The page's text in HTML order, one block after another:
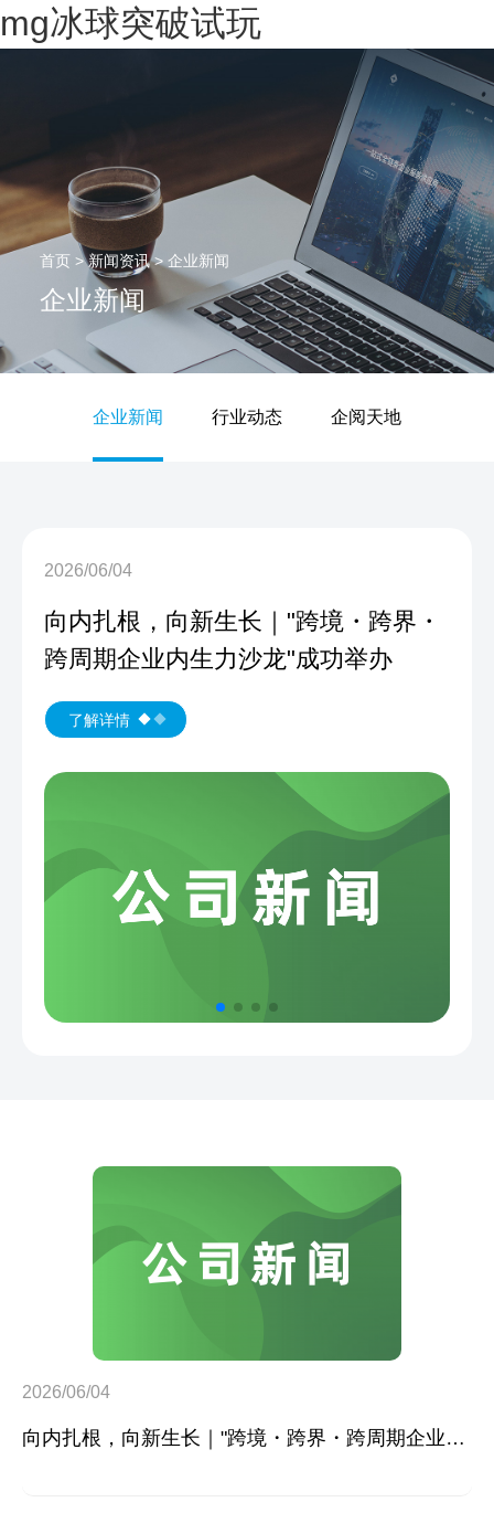
mg冰球突破试玩
首页>新闻资讯> 企业新闻
企业新闻
企业新闻 行业动态 企阅天地
2026/06/04
向内扎根，向新生长｜"跨境・跨界・
跨周期企业内生力沙龙"成功举办
了解详情
2026/06/04
向内扎根，向新生长｜"跨境・跨界・跨周期企业内生力沙龙"成功举办